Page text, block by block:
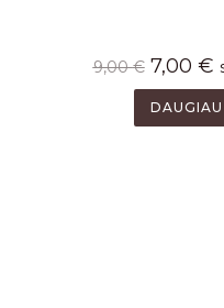
9,00€ 7,00 €
DAUGIAU